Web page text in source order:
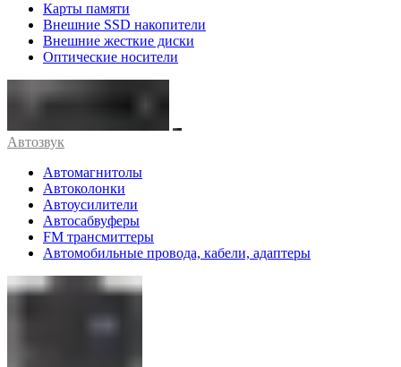
Карты памяти
Внешние SSD накопители
Внешние жесткие диски
Оптические носители
Автозвук
Автомагнитолы
Автоколонки
Автоусилители
Автосабвуферы
FM трансмиттеры
Автомобильные провода, кабели, адаптеры